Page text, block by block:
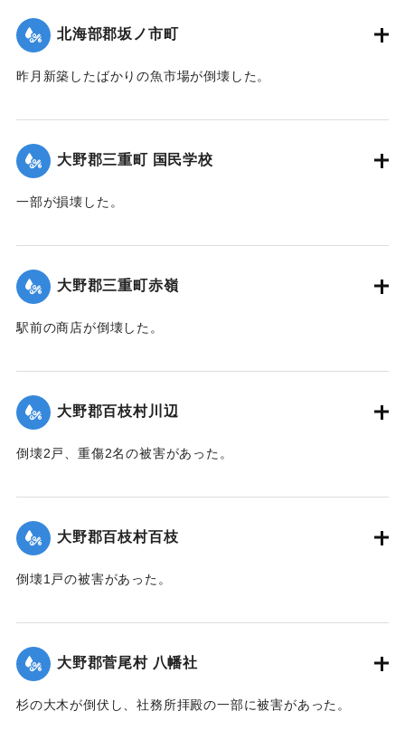
｜固有コード: 00474073
北海部郡坂ノ市町
昨月新築したばかりの魚市場が倒壊した。
｜固有コード:00474074
大野郡三重町 国民学校
一部が損壊した。
｜固有コード:00474067
大野郡三重町赤嶺
駅前の商店が倒壊した。
｜固有コード:00474068
大野郡百枝村川辺
倒壊2戸、重傷2名の被害があった。
｜固有コード:00474069
大野郡百枝村百枝
倒壊1戸の被害があった。
｜固有コード:00474070
大野郡菅尾村 八幡社
杉の大木が倒伏し、社務所拝殿の一部に被害があった。